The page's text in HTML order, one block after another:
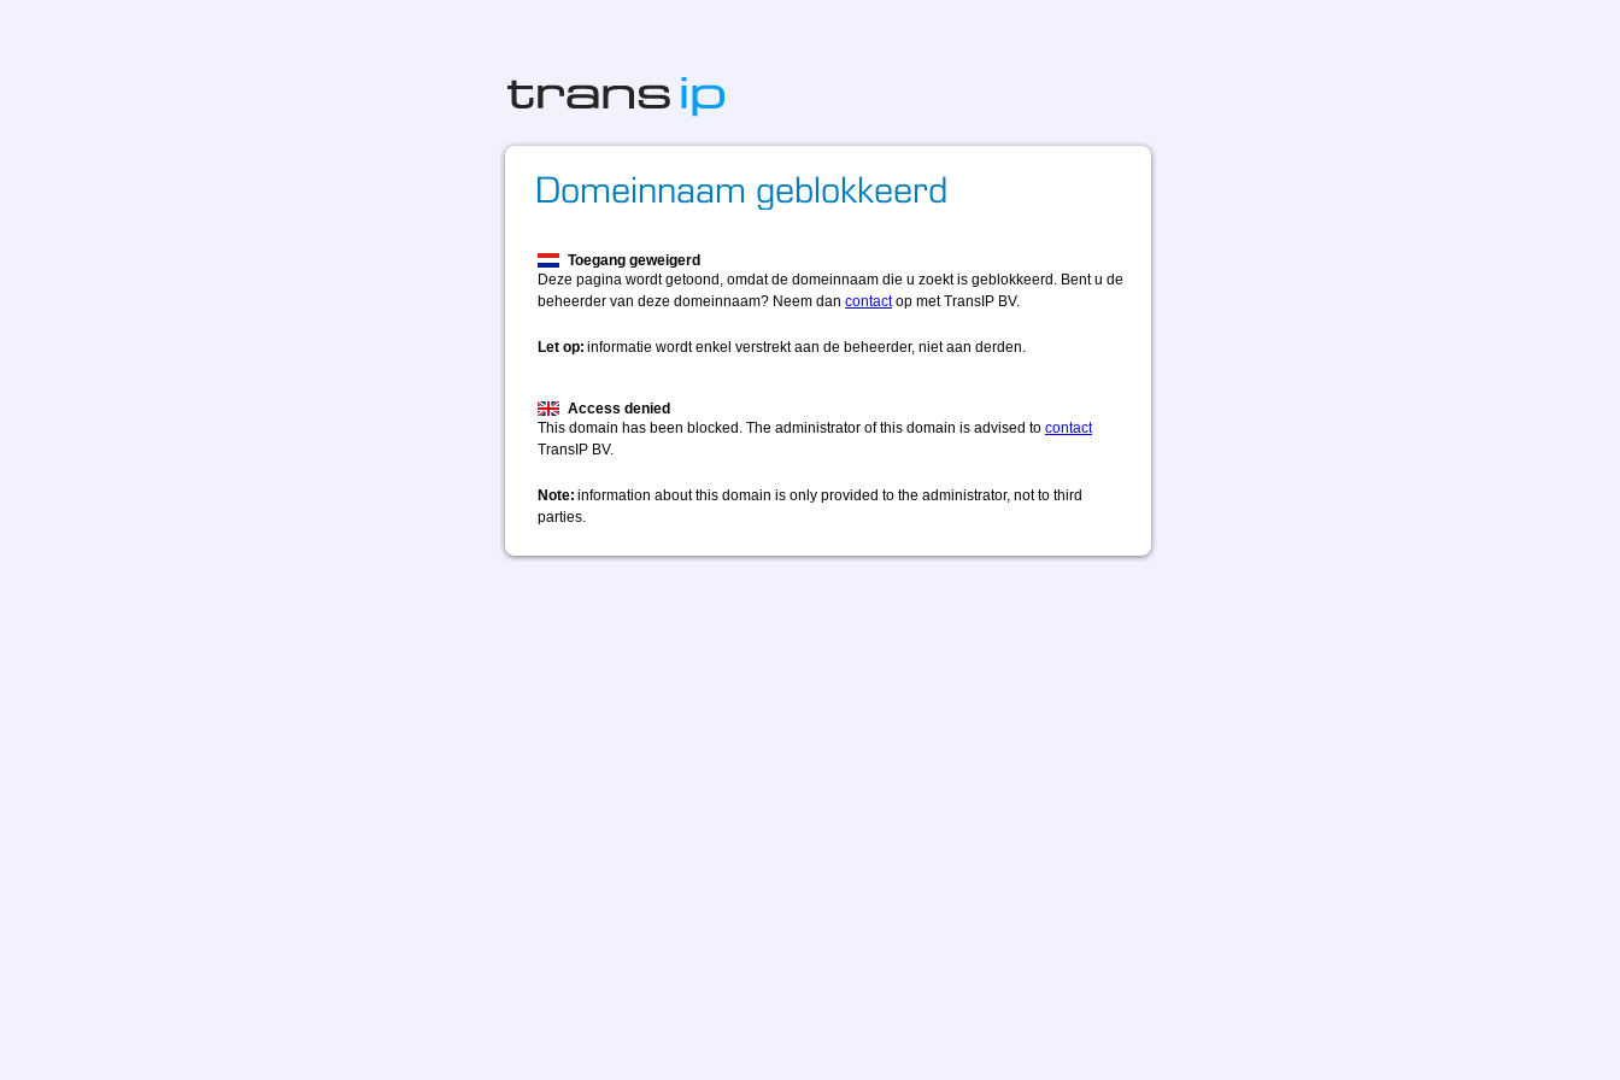
Toegang geweigerd
Deze pagina wordt getoond, omdat de domeinnaam die u zoekt is geblokkeerd. Bent u de
beheerder van deze domeinnaam? Neem dan contactop met TransIP BV.
Let op: informatie wordt enkel verstrekt aan de beheerder, niet aan derden.
Access denied
This domain has been blocked. The administrator of this domain is advised to contact
TransIP BV.
Note: information about this domain is only provided to the administrator, not to third
parties.